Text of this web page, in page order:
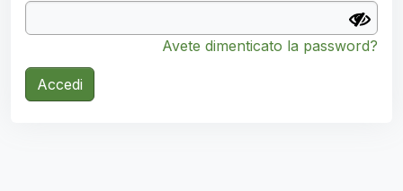
Avete dimenticato la password?
Accedi